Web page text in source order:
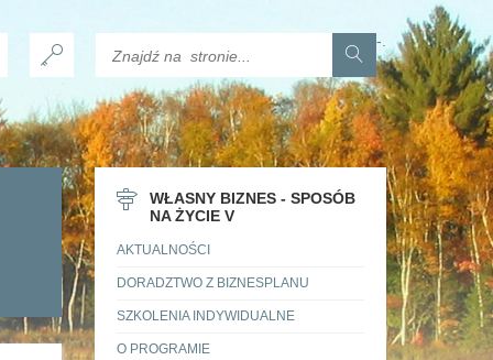
-
WŁASNY BIZNES - SPOSÓB
NA ŻYCIE V
AKTUALNOŚCI
DORADZTWO Z BIZNESPLANU
SZKOLENIA INDYWIDUALNE
O PROGRAMIE